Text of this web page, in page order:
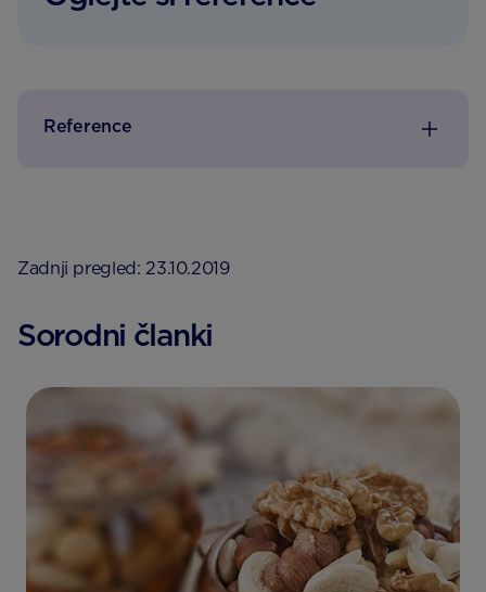
Reference
Zadnji pregled: 23.10.2019
Sorodni članki